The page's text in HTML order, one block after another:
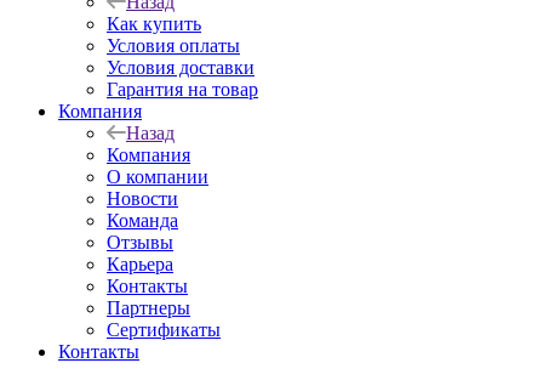
Как купить
Условия оплаты
Условия доставки
Гарантия на товар
Компания
Назад
Компания
О компании
Новости
Команда
Отзывы
Карьера
Контакты
Партнеры
Сертификаты
Контакты